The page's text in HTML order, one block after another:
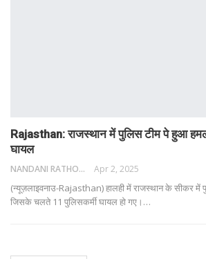
Rajasthan: राजस्थान में पुलिस टीम पे हुआ
घायल
NANDANI RATHORE Apr 2, 2025
(न्यूज़लाइवनाउ-Rajasthan) हालही में राजस्थान के सीकर
जिसके चलते 11 पुलिसकर्मी घायल हो गए। …